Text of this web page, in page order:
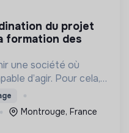
formation des
une société où
d’agir. Pour cela,
et des lieux
adaptés à tous.
Montrouge, France